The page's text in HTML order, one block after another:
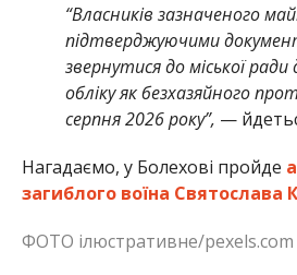
“Власників зазначеного
підтверджуючими
звернутися до міської
обліку як безхазяйного
серпня 2026 року”, —
Нагадаємо, у Болехові пройде
загиблого воїна Святослава
ФОТО ілюстративне/pexels.com